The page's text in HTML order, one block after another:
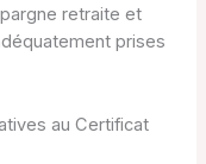
retraite et
prises
au Certificat